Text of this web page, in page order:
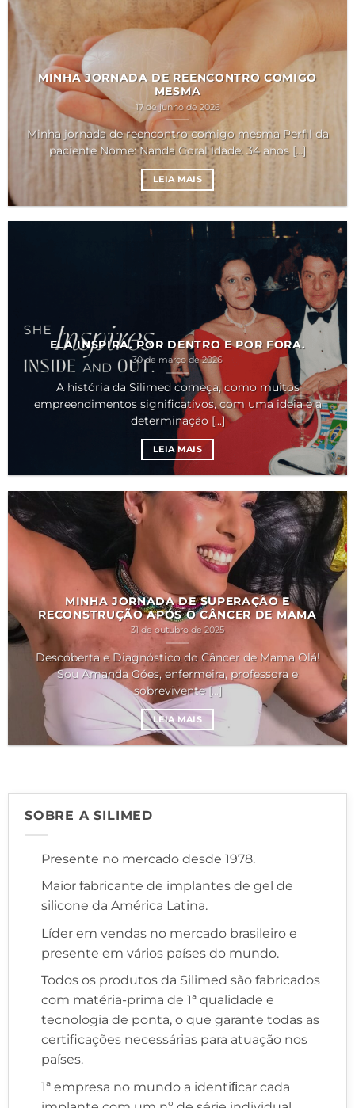
MINHA JORNADA DE REENCONTRO COMIGO
MESMA
17 de junho de 2026
Minha jornada de reencontro comigo mesma Perfil da
paciente Nome: Nanda Goral Idade: 34 anos [...]
LEIA MAIS
ELA INSPIRA. POR DENTRO E POR FORA.
30 de março de 2026
A história da Silimed começa, como muitos
empreendimentos significativos, com uma ideia e a
determinação [...]
LEIA MAIS
MINHA JORNADA DE SUPERAÇÃO E
RECONSTRUÇÃO APÓS O CÂNCER DE MAMA
31 de outubro de 2025
Descoberta e Diagnóstico do Câncer de Mama Olá!
Sou Amanda Góes, enfermeira, professora e
sobrevivente [...]
LEIA MAIS
SOBRE A SILIMED
Presente no mercado desde 1978.
Maior fabricante de implantes de gel de
silicone da América Latina.
Líder em vendas no mercado brasileiro e
presente em vários países do mundo.
Todos os produtos da Silimed são fabricados
com matéria-prima de 1ª qualidade e
tecnologia de ponta, o que garante todas as
certificações necessárias para atuação nos
países.
1ª empresa no mundo a identiﬁcar cada